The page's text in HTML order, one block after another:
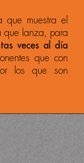
muestra el
que lanza, para
veces al día
que con
los que son